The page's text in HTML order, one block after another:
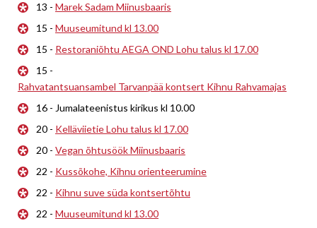
13 - Marek Sadam Miinusbaaris
15 - Muuseumitund kl 13.00
15 - Restoraniõhtu AEGA OND Lohu talus kl 17.00
15 -
Rahvatantsuansambel Tarvanpää kontsert Kihnu Rahvamajas
16 - Jumalateenistus kirikus kl 10.00
20 - Kelläviietie Lohu talus kl 17.00
20 - Vegan õhtusöök Miinusbaaris
22 - Kussõkohe, Kihnu orienteerumine
22 - Kihnu suve süda kontsertõhtu
22 - Muuseumitund kl 13.00